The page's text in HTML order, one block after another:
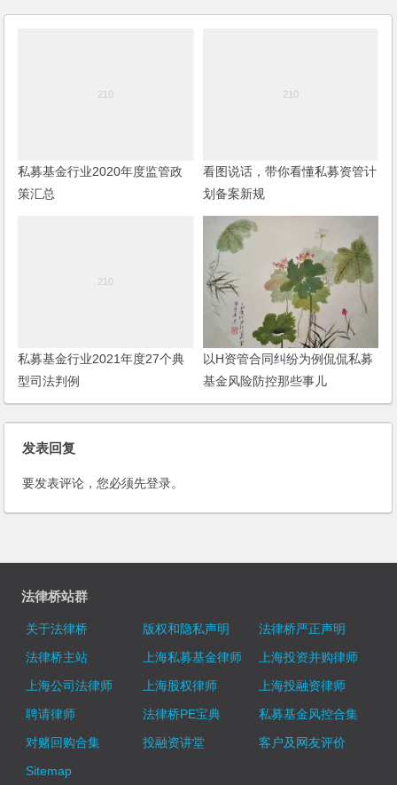
私募基金行业2020年度监管政
策汇总
看图说话，带你看懂私募资管计
划备案新规
私募基金行业2021年度27个典
型司法判例
以H资管合同纠纷为例侃侃私募
基金风险防控那些事儿
发表回复
要发表评论，您必须先登录。
法律桥站群
关于法律桥 版权和隐私声明
法律桥严正声明
法律桥主站
上海私募基金律师
上海投资并购律师
上海公司法律师
上海股权律师
上海投融资律师
聘请律师
法律桥PE宝典
私募基金风控合集
对赌回购合集
投融资讲堂
客户及网友评价
Sitemap